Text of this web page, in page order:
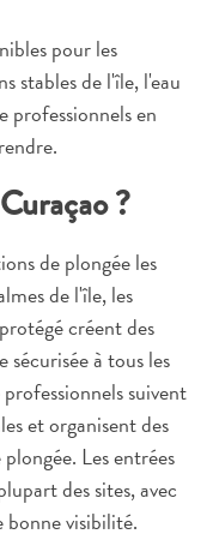
pour les
stables de l'île, l'eau
professionnels en
?
de plongée les
de l'île, les
créent des
à tous les
suivent
et organisent des
Les entrées
des sites, avec
bonne visibilité.